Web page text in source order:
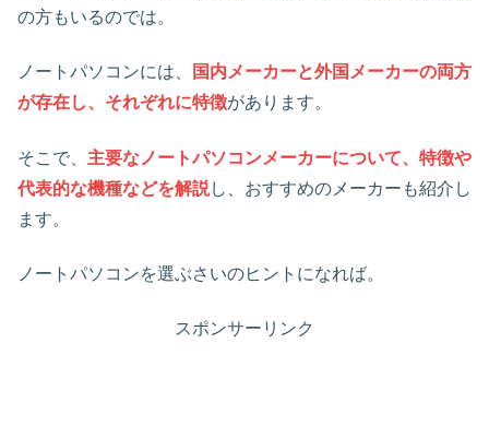
の方もいるのでは。
ノートパソコンには、
国内メーカーと外国メーカーの両方
が存在し、それぞれに特徴があります。
そこで、 主要なノートパソコンメーカーについて、特徴や
代表的な機種などを解説し、おすすめのメーカーも紹介し
ます。
ノートパソコンを選ぶさいのヒントになれば。
スポンサーリンク